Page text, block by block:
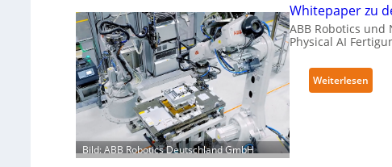
-
2
-
e
r
e
i
t
e
r
m
e
L
s
u
Bild: ABB Robotics Deutschland GmbH
Whitepaper zu
ABB Robotics
Physical AI
Weiterlesen:
W